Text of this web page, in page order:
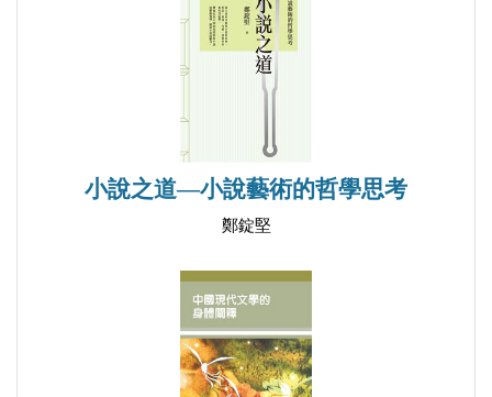
一位近世鄉儒及其家族的剪影──熊十力撰〈黃梅馮
廢名的幾副對聯
廢名題紫雲閣對聯詮解
廢名的兩部魯迅研究專著
寫在《廢名講詩》出版之後
小說之道—小說藝術的哲學思考
鄭錠堅